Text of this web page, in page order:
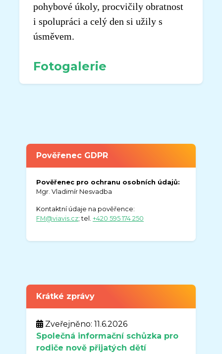
pohybové úkoly, procvičily obratnost
i spolupráci a celý den si užily s
úsměvem.
Fotogalerie
Pověřenec GDPR
Pověřenec pro ochranu osobních údajů:
Mgr. Vladimír Nesvadba
Kontaktní údaje na pověřence:
FM@viavis.cz; tel.+420 595 174 250
Krátké zprávy
Zveřejněno: 11.6.2026
Společná informační schůzka pro
rodiče nově přijatých dětí